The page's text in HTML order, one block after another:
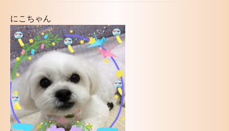
にこちゃん